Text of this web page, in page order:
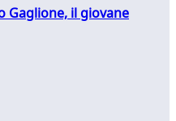
Gaglione, il giovane